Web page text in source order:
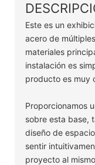
Este es un
acero de
materiales
instalación es
producto es muy
Proporcionamos
sobre esta base,
diseño de
sentir
proyecto al